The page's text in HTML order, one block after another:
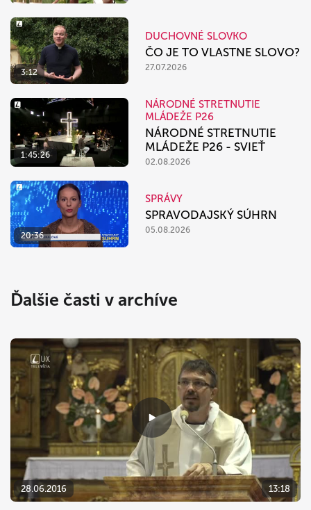
3:12
DUCHOVNÉ SLOVKO
ČO JE TO VLASTNE SLOVO?
27.07.2026
1:45:26
NÁRODNÉ STRETNUTIE
MLÁDEŽE P26
NÁRODNÉ STRETNUTIE
MLÁDEŽE P26 - SVIEŤ
02.08.2026
20:36
SPRÁVY
SPRAVODAJSKÝ SÚHRN
05.08.2026
Ďalšie časti v archíve
28.06.2016 13:18